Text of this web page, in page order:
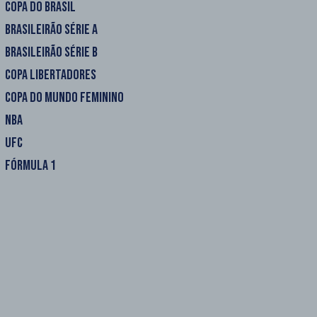
COPA DO BRASIL
BRASILEIRÃO SÉRIE A
BRASILEIRÃO SÉRIE B
COPA LIBERTADORES
COPA DO MUNDO FEMININO
NBA
UFC
FÓRMULA 1